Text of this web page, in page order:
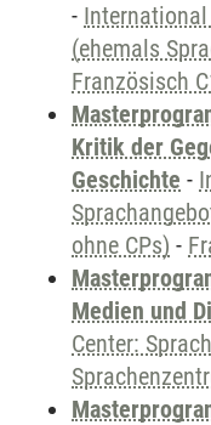
- International
(ehemals
Französisch
Kritik der
Geschichte -
ohne CPs) -
Medien und
Center: